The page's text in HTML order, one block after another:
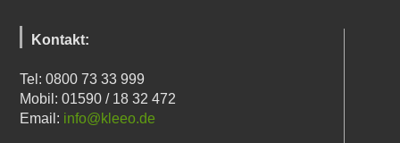
Kontakt:
Tel: 0800 73 33 999
Mobil: 01590 / 18 32 472
Email: info@kleeo.de